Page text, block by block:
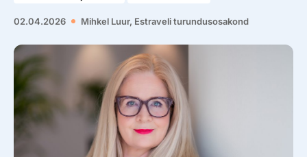
02.04.2026 Mihkel Luur, Estraveli turundusosakond